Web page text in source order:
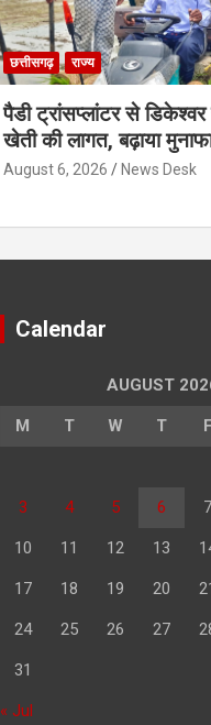
छत्तीसगढ़ राज्य
पैडी ट्रांसप्लांटर से
खेती की लागत, बढ़ाया
August 6, 2026 News Desk
Calendar
AUGUST
M T W T F
3 4 5 6 7
10 11 12 13
17 18 19 20
24 25 26 27
31
« Jul